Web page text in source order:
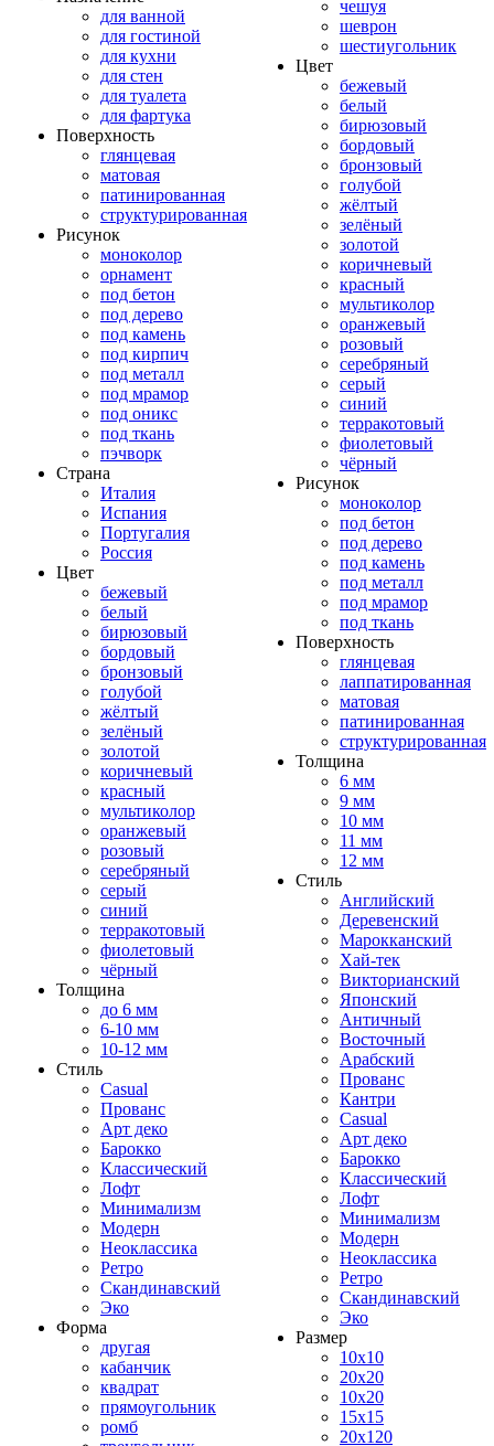
для ванной
для гостиной
для кухни
для стен
для туалета
для фартука
Поверхность
глянцевая
матовая
патинированная
структурированная
Рисунок
моноколор
орнамент
под бетон
под дерево
под камень
под кирпич
под металл
под мрамор
под оникс
под ткань
пэчворк
Страна
Италия
Испания
Португалия
Россия
Цвет
бежевый
белый
бирюзовый
бордовый
бронзовый
голубой
жёлтый
зелёный
золотой
коричневый
красный
мультиколор
оранжевый
розовый
серебряный
серый
синий
терракотовый
фиолетовый
чёрный
Толщина
до 6 мм
6-10 мм
10-12 мм
Стиль
Casual
Прованс
Арт деко
Барокко
Классический
Лофт
Минимализм
Модерн
Неоклассика
Ретро
Скандинавский
Эко
Форма
другая
кабанчик
квадрат
прямоугольник
ромб
чешуя
шеврон
шестиугольник
Цвет
бежевый
белый
бирюзовый
бордовый
бронзовый
голубой
жёлтый
зелёный
золотой
коричневый
красный
мультиколор
оранжевый
розовый
серебряный
серый
синий
терракотовый
фиолетовый
чёрный
Рисунок
моноколор
под бетон
под дерево
под камень
под металл
под мрамор
под ткань
Поверхность
глянцевая
лаппатированная
матовая
патинированная
структурированная
Толщина
6 мм
9 мм
10 мм
11 мм
12 мм
Стиль
Английский
Деревенский
Марокканский
Хай-тек
Викторианский
Японский
Античный
Восточный
Арабский
Прованс
Кантри
Casual
Арт деко
Барокко
Классический
Лофт
Минимализм
Модерн
Неоклассика
Ретро
Скандинавский
Эко
Размер
10x10
20x20
10x20
15x15
20x120